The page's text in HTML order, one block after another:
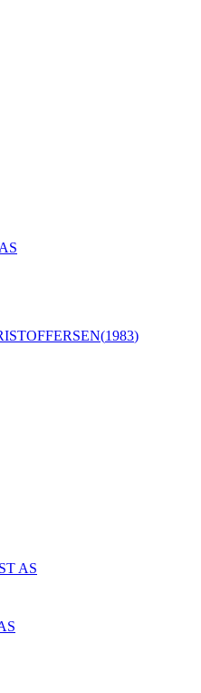
(1983)
AS